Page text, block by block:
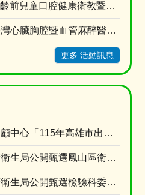
115年度學齡前兒童口腔健康衛教暨兒童安全種子師資教育訓練-錄取名單
【轉知】臺灣心臟胸腔暨血管麻醉醫學會訂於115年8月30日辦理2026年臺灣心臟胸腔暨血管麻....
更多 活動訊息
本局長期照顧中心「115年高雄市出院準備銜接長照服務獎勵計畫」臨時人員甄選資格符合名單及甄選....
高雄市政府衛生局公開甄選鳳山區衛生所委任第5職等或薦任第6職等至第7職等衛生技術職系技士1名
高雄市政府衛生局公開甄選檢驗科委任第5職等或薦任第6職等至第7職等衛生技術職系技士(A670....